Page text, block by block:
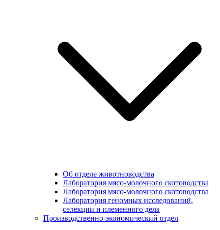
Об отделе животноводства
Лаборатория мясо-молочного скотоводства
Лаборатория мясо-молочного скотоводства
Лаборатория геномных исследований,
селекции и племенного дела
Производственно-экономический отдел